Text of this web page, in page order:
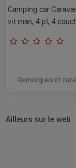
Camping car
vit man, 4 pl, 4
Remorques et
Ailleurs sur le web